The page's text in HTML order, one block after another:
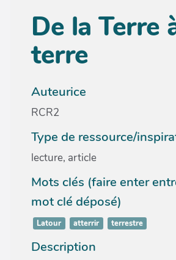
De la Terre
terre
Auteurice
RCR2
Type de ressource/
lecture, article
Mots clés (faire enter
mot clé déposé)
Latour atterrir terrestre
Description